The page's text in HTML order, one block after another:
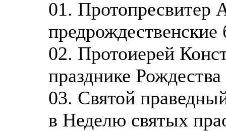
01.
предрождественские
02. Протоиерей
празднике
03. Святой
в Неделю святых